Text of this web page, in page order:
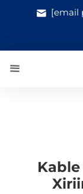
[email